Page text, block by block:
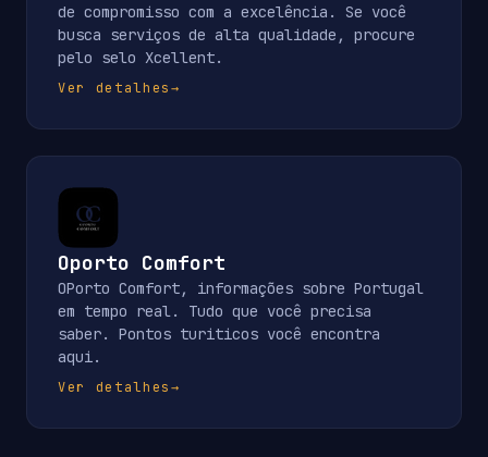
de compromisso com a excelência. Se você
busca serviços de alta qualidade, procure
pelo selo Xcellent.
Ver detalhes→
Oporto Comfort
OPorto Comfort, informações sobre Portugal
em tempo real. Tudo que você precisa
saber. Pontos turiticos você encontra
aqui.
Ver detalhes→